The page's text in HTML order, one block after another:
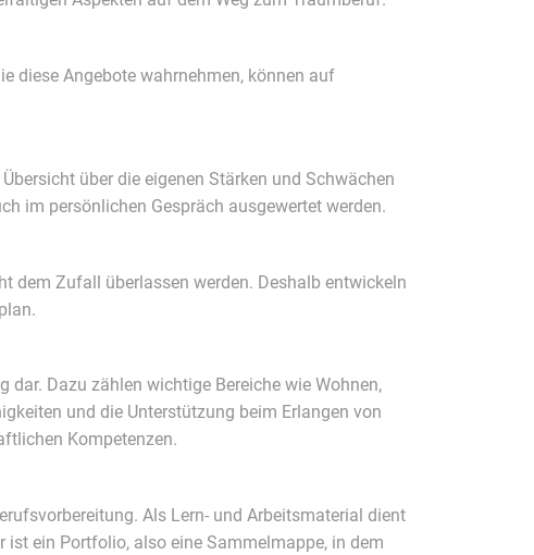
diese Angebote wahrnehmen, können auf
über die eigenen Stärken und Schwächen
im persönlichen Gespräch ausgewertet werden.
dem Zufall überlassen werden. Deshalb entwickeln
dar. Dazu zählen wichtige Bereiche wie Wohnen,
und die Unterstützung beim Erlangen von
Kompetenzen.
Als Lern- und Arbeitsmaterial dient
ein Portfolio, also eine Sammelmappe, in dem